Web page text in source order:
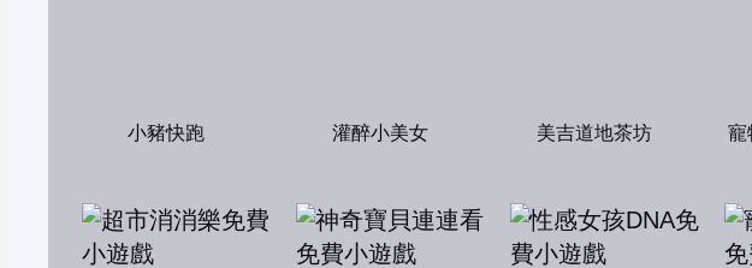
小豬快跑 灌醉小美女 美吉道地茶坊
寵